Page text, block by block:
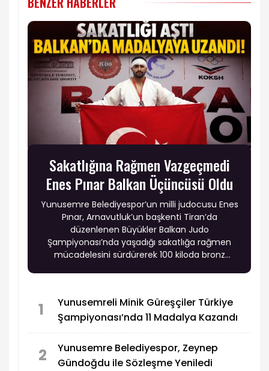
Sakatlığına Rağmen Vazgeçmedi
Enes Pınar Balkan Üçüncüsü Oldu
Yunusemre Belediyespor’un milli judocusu Enes
Pınar, Arnavutluk’un başkenti Tiran’da
düzenlenen Büyükler Balkan Judo
Şampiyonası’nda yaşadığı sakatlığa rağmen
mücadelesini sürdürerek 100 kiloda bronz
1
Yunusemreli Minik Güreşçiler Türkiye
Şampiyonası’nda 11 Madalya Kazandı
2
Yunusemre Belediyespor, Zeynep
Gündoğdu ile Sözleşme Yeniledi